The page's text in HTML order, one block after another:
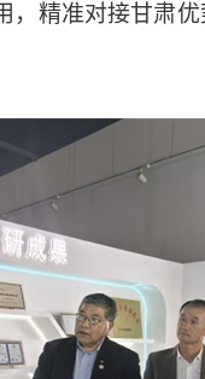
精准对接甘肃